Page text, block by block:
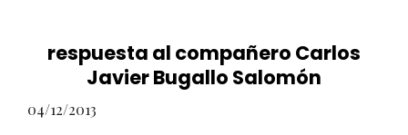
respuesta al compañero Carlos
Javier Bugallo Salomón
04/12/2013